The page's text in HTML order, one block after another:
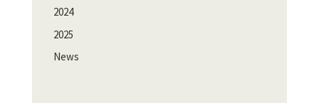
2024
2025
News